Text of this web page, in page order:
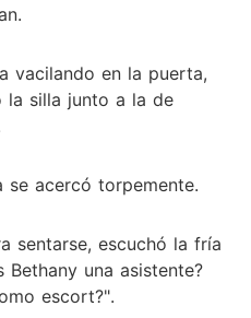
vacilando en la puerta,
la silla junto a la de
se acercó torpemente.
sentarse, escuchó la fría
una asistente?
escort?".